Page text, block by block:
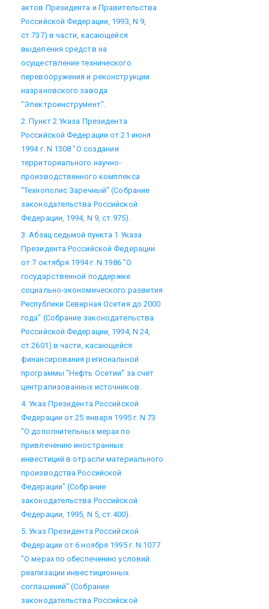
актов Президента и Правительства
Российской Федерации, 1993, N 9,
ст.737) в части, касающейся
выделения средств на
осуществление технического
перевооружения и реконструкции
назрановского завода
"Электроинструмент".
2. Пункт 2 Указа Президента
Российской Федерации от 21 июня
1994 г. N 1308 "О создании
территориального научно-
производственного комплекса
"Технополис Заречный" (Собрание
законодательства Российской
Федерации, 1994, N 9, ст.975).
3. Абзац седьмой пункта 1 Указа
Президента Российской Федерации
от 7 октября 1994 г. N 1986 "О
государственной поддержке
социально-экономического развития
Республики Северная Осетия до 2000
года" (Собрание законодательства
Российской Федерации, 1994, N 24,
ст.2601) в части, касающейся
финансирования региональной
программы "Нефть Осетии" за счет
централизованных источников.
4. Указ Президента Российской
Федерации от 25 января 1995 г. N 73
"О дополнительных мерах по
привлечению иностранных
инвестиций в отрасли материального
производства Российской
Федерации" (Собрание
законодательства Российской
Федерации, 1995, N 5, ст.400).
5. Указ Президента Российской
Федерации от 6 ноября 1995 г. N 1077
"О мерах по обеспечению условий
реализации инвестиционных
соглашений" (Собрание
законодательства Российской